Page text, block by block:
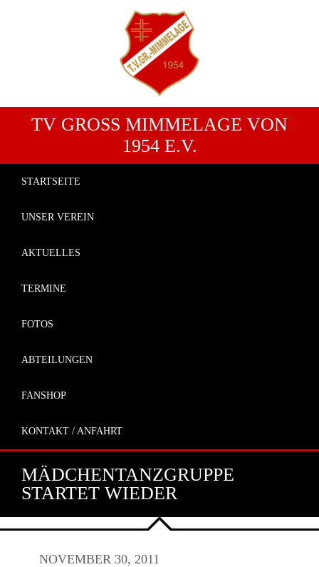
TV GROSS MIMMELAGE VON 1
954 E.V.
STARTSEITE
UNSER VEREIN
AKTUELLES
TERMINE
FOTOS
ABTEILUNGEN
FANSHOP
KONTAKT / ANFAHRT
MÄDCHENTANZGRUPPE
STARTET WIEDER
NOVEMBER 30, 2011